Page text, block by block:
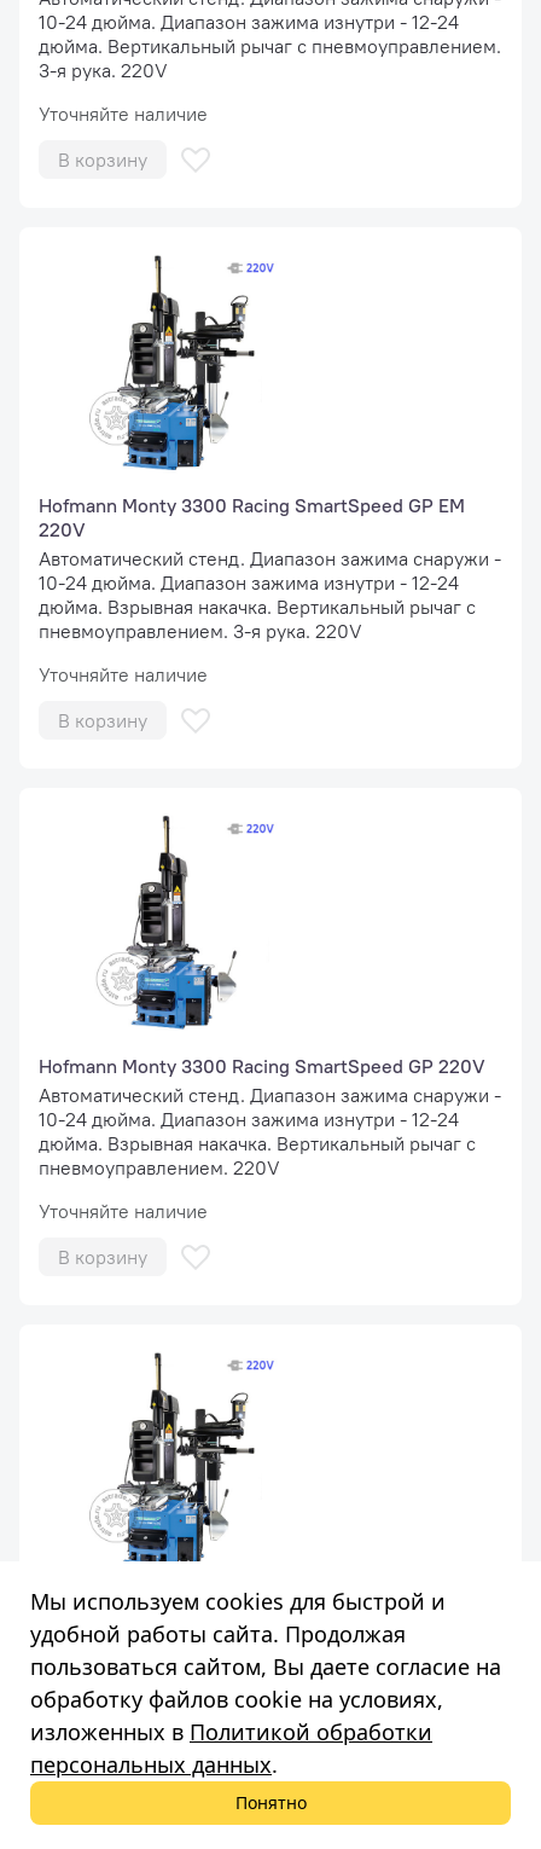
10-24 дюйма. Диапазон зажима изнутри - 12-24
дюйма. Вертикальный рычаг с пневмоуправлением.
3-я рука. 220V
Уточняйте наличие
В корзину
Hofmann Monty 3300 Racing SmartSpeed GP EM
220V
Автоматический стенд. Диапазон зажима снаружи -
10-24 дюйма. Диапазон зажима изнутри - 12-24
дюйма. Взрывная накачка. Вертикальный рычаг с
пневмоуправлением. 3-я рука. 220V
Уточняйте наличие
В корзину
Hofmann Monty 3300 Racing SmartSpeed GP 220V
Автоматический стенд. Диапазон зажима снаружи -
10-24 дюйма. Диапазон зажима изнутри - 12-24
дюйма. Взрывная накачка. Вертикальный рычаг с
пневмоуправлением. 220V
Уточняйте наличие
В корзину
Hofmann Monty 3300 Racing SmartSpeed PLUS
220V
Автоматический стенд. Диапазон зажима снаружи -
10-24 дюйма. Диапазон зажима изнутри - 12-24
дюйма. 3-я рука. Вертикальный рычаг с
пневмоуправлением. 220V
Уточняйте наличие
Мы используем cookies для быстрой и
удобной работы сайта. Продолжая
пользоваться сайтом, Вы даете согласие на
обработку файлов cookie на условиях,
изложенных в Политикой обработки
персональных данных.
Понятно